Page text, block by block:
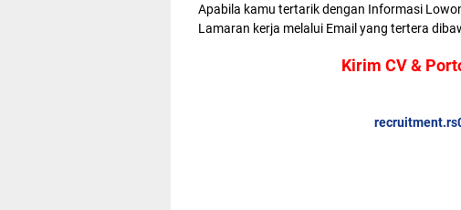
Apabila kamu tertarik dengan Informasi
Lamaran kerja melalui Email yang tertera
Kirim CV &